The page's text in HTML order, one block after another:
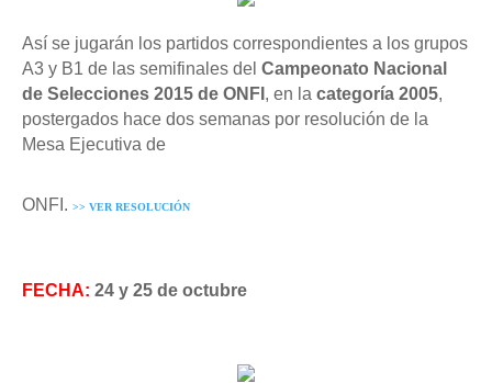
Así se jugarán los partidos correspondientes a los grupos
A3 y B1 de las semifinales del Campeonato Nacional
de Selecciones 2015 de ONFI , en la categoría 2005,
postergados hace dos semanas por resolución de la
Mesa Ejecutiva de
ONFI. >> VER RESOLUCIÓN
FECHA: 24 y 25 de octubre